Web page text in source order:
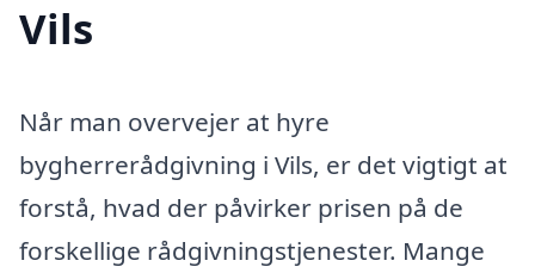
Vils
Når man overvejer at hyre
bygherrerådgivning i Vils, er det vigtigt at
forstå, hvad der påvirker prisen på de
forskellige rådgivningstjenester. Mange